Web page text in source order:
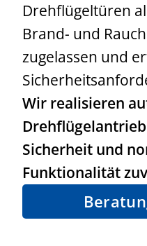
Drehflügeltüren
Brand- und
zugelassen und
Wir realisieren
Sicherheit und
Funktionalität